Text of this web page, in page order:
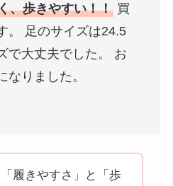
、歩きやすい！！買
。 足のサイズは24.5
で大丈夫でした。 お
なりました。
履きやすさ」と「歩